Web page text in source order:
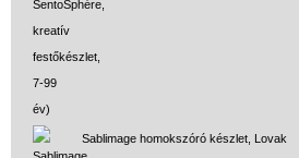
Sablimage homokszóró készlet, Lovak